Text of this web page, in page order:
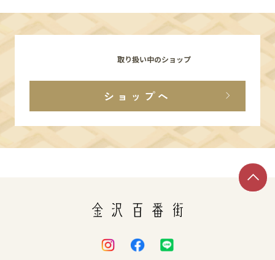
イベント
館内サービス
施設からのお知らせ
スタッフ募集
取り扱い中のショップ
ショップへ